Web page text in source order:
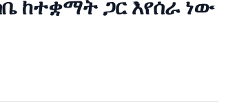
ከተቋማት ጋር እየሰራ ነው